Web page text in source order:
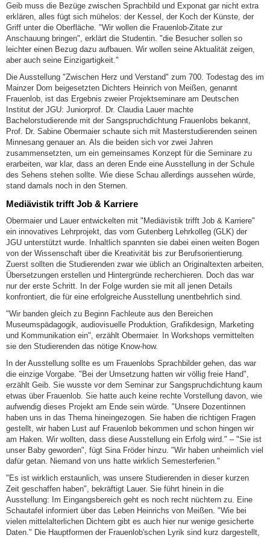
Geib muss die Bezüge zwischen Sprachbild und Exponat gar nicht extra
erklären, alles fügt sich mühelos: der Kessel, der Koch der Künste, der
Griff unter die Oberfläche. "Wir wollen die Frauenlob-Zitate zur
Anschauung bringen", erklärt die Studentin. "die Besucher sollen so
leichter einen Bezug dazu aufbauen. Wir wollen seine Aktualität zeigen,
aber auch seine Einzigartigkeit."
Die Ausstellung "Zwischen Herz und Verstand" zum 700. Todestag des im
Mainzer Dom beigesetzten Dichters Heinrich von Meißen, genannt
Frauenlob, ist das Ergebnis zweier Projektseminare am Deutschen
Institut der JGU: Juniorprof. Dr. Claudia Lauer machte
Bachelorstudierende mit der Sangspruchdichtung Frauenlobs bekannt,
Prof. Dr. Sabine Obermaier schaute sich mit Masterstudierenden seinen
Minnesang genauer an. Als die beiden sich vor zwei Jahren
zusammensetzten, um ein gemeinsames Konzept für die Seminare zu
erarbeiten, war klar, dass an deren Ende eine Ausstellung in der Schule
des Sehens stehen sollte. Wie diese Schau allerdings aussehen würde,
stand damals noch in den Sternen.
Mediävistik trifft Job & Karriere
Obermaier und Lauer entwickelten mit "Mediävistik trifft Job & Karriere"
ein innovatives Lehrprojekt, das vom Gutenberg Lehrkolleg (GLK) der
JGU unterstützt wurde. Inhaltlich spannten sie dabei einen weiten Bogen
von der Wissenschaft über die Kreativität bis zur Berufsorientierung.
Zuerst sollten die Studierenden zwar wie üblich an Originaltexten arbeiten,
Übersetzungen erstellen und Hintergründe recherchieren. Doch das war
nur der erste Schritt. In der Folge wurden sie mit all jenen Details
konfrontiert, die für eine erfolgreiche Ausstellung unentbehrlich sind.
"Wir banden gleich zu Beginn Fachleute aus den Bereichen
Museumspädagogik, audiovisuelle Produktion, Grafikdesign, Marketing
und Kommunikation ein", erzählt Obermaier. In Workshops vermittelten
sie den Studierenden das nötige Know-how.
In der Ausstellung sollte es um Frauenlobs Sprachbilder gehen, das war
die einzige Vorgabe. "Bei der Umsetzung hatten wir völlig freie Hand",
erzählt Geib. Sie wusste vor dem Seminar zur Sangspruchdichtung kaum
etwas über Frauenlob. Sie hatte auch keine rechte Vorstellung davon, wie
aufwendig dieses Projekt am Ende sein würde. "Unsere Dozentinnen
haben uns in das Thema hineingezogen. Sie haben die richtigen Fragen
gestellt, wir haben Lust auf Frauenlob bekommen und schon hingen wir
am Haken. Wir wollten, dass diese Ausstellung ein Erfolg wird." – "Sie ist
unser Baby geworden", fügt Sina Fröder hinzu. "Wir haben unheimlich viel
dafür getan. Niemand von uns hatte wirklich Semesterferien."
"Es ist wirklich erstaunlich, was unsere Studierenden in dieser kurzen
Zeit geschaffen haben", bekräftigt Lauer. Sie führt hinein in die
Ausstellung: Im Eingangsbereich geht es noch recht nüchtern zu. Eine
Schautafel informiert über das Leben Heinrichs von Meißen. "Wie bei
vielen mittelalterlichen Dichtern gibt es auch hier nur wenige gesicherte
Daten." Die Hauptformen der Frauenlob'schen Lyrik sind kurz dargestellt,